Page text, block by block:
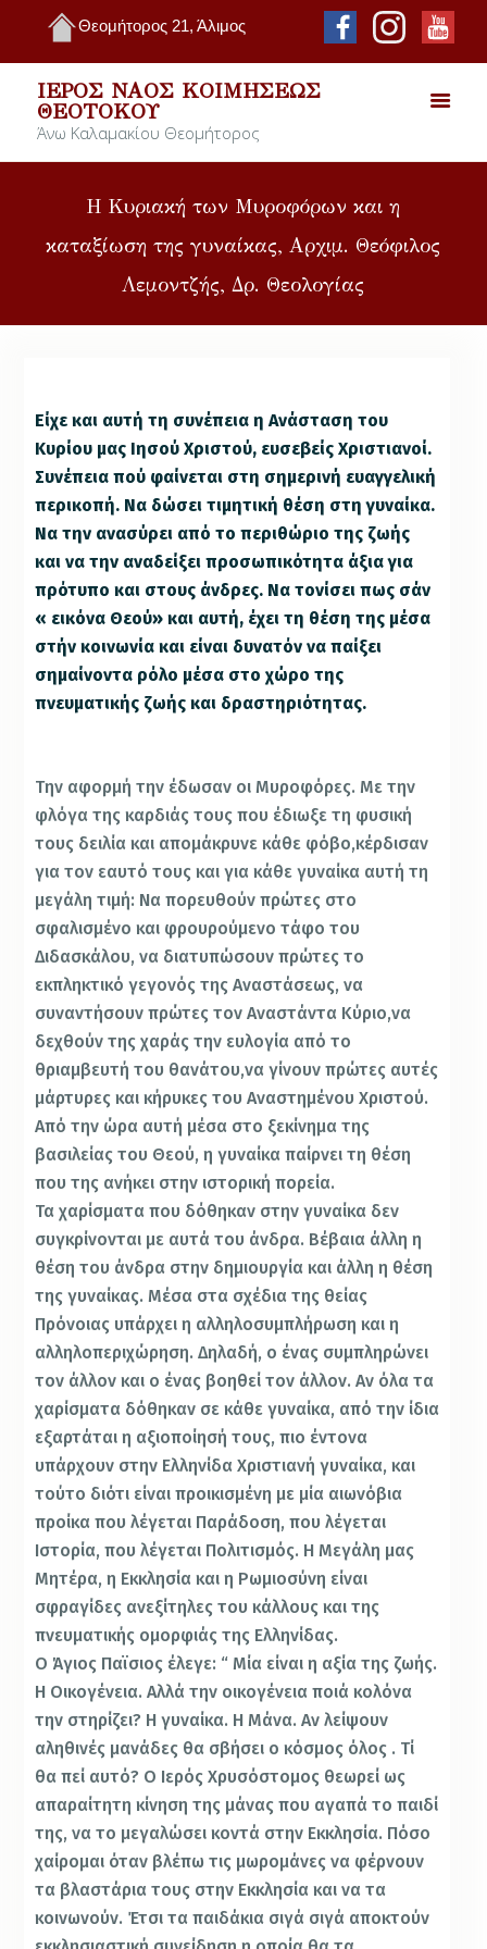
Θεομήτορος 21, Άλιμος
ΙΕΡΌΣ ΝΑΌΣ ΚΟΙΜΉΣΕΩΣ
ΘΕΟΤΌΚΟΥ
Άνω Καλαμακίου Θεομήτορος
Η Κυριακή των Μυροφόρων και η
καταξίωση της γυναίκας, Αρχιμ. Θεόφιλος
Λεμοντζής, Δρ. Θεολογίας
Είχε και αυτή τη συνέπεια η Ανάσταση του
Κυρίου μας Ιησού Χριστού, ευσεβείς Χριστιανοί.
Συνέπεια πού φαίνεται στη σημερινή ευαγγελική
περικοπή. Να δώσει τιμητική θέση στη γυναίκα.
Να την ανασύρει από το περιθώριο της ζωής
και να την αναδείξει προσωπικότητα άξια για
πρότυπο και στους άνδρες. Να τονίσει πως σάν
« εικόνα Θεού» και αυτή, έχει τη θέση της μέσα
στήν κοινωνία και είναι δυνατόν να παίξει
σημαίνοντα ρόλο μέσα στο χώρο της
πνευματικής ζωής και δραστηριότητας.
Την αφορμή την έδωσαν οι Μυροφόρες. Με την
φλόγα της καρδιάς τους που έδιωξε τη φυσική
τους δειλία και απομάκρυνε κάθε φόβο,κέρδισαν
για τον εαυτό τους και για κάθε γυναίκα αυτή τη
μεγάλη τιμή: Να πορευθούν πρώτες στο
σφαλισμένο και φρουρούμενο τάφο του
Διδασκάλου, να διατυπώσουν πρώτες το
εκπληκτικό γεγονός της Αναστάσεως, να
συναντήσουν πρώτες τον Αναστάντα Κύριο,να
δεχθούν της χαράς την ευλογία από το
θριαμβευτή του θανάτου,να γίνουν πρώτες αυτές
μάρτυρες και κήρυκες του Αναστημένου Χριστού.
Από την ώρα αυτή μέσα στο ξεκίνημα της
βασιλείας του Θεού, η γυναίκα παίρνει τη θέση
που της ανήκει στην ιστορική πορεία.
Τα χαρίσματα που δόθηκαν στην γυναίκα δεν
συγκρίνονται με αυτά του άνδρα. Βέβαια άλλη η
θέση του άνδρα στην δημιουργία και άλλη η θέση
της γυναίκας. Μέσα στα σχέδια της θείας
Πρόνοιας υπάρχει η αλληλοσυμπλήρωση και η
αλληλοπεριχώρηση. Δηλαδή, ο ένας συμπληρώνει
τον άλλον και ο ένας βοηθεί τον άλλον. Αν όλα τα
χαρίσματα δόθηκαν σε κάθε γυναίκα, από την ίδια
εξαρτάται η αξιοποίησή τους, πιο έντονα
υπάρχουν στην Ελληνίδα Χριστιανή γυναίκα, και
τούτο διότι είναι προικισμένη με μία αιωνόβια
προίκα που λέγεται Παράδοση, που λέγεται
Ιστορία, που λέγεται Πολιτισμός. Η Μεγάλη μας
Μητέρα, η Εκκλησία και η Ρωμιοσύνη είναι
σφραγίδες ανεξίτηλες του κάλλους και της
πνευματικής ομορφιάς της Ελληνίδας.
Ο Άγιος Παϊσιος έλεγε: “ Μία είναι η αξία της ζωής.
Η Οικογένεια. Αλλά την οικογένεια ποιά κολόνα
την στηρίζει? Η γυναίκα. Η Μάνα. Αν λείψουν
αληθινές μανάδες θα σβήσει ο κόσμος όλος . Τί
θα πεί αυτό? Ο Ιερός Χρυσόστομος θεωρεί ως
απαραίτητη κίνηση της μάνας που αγαπά το παιδί
της, να το μεγαλώσει κοντά στην Εκκλησία. Πόσο
χαίρομαι όταν βλέπω τις μωρομάνες να φέρνουν
τα βλαστάρια τους στην Εκκλησία και να τα
κοινωνούν. Έτσι τα παιδάκια σιγά σιγά αποκτούν